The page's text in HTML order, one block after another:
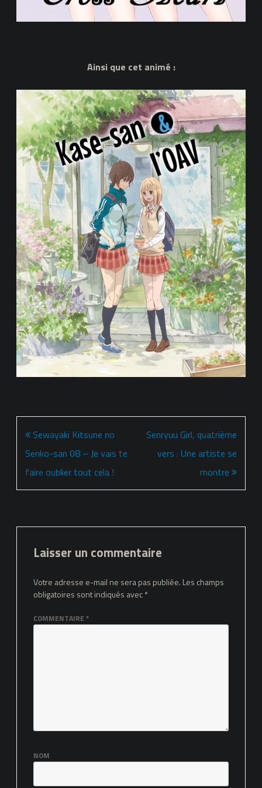
Ainsi que cet animé :
Navigation
de
l’article
Sewayaki Kitsune no
Senko-san 08 – Je vais te
faire oublier tout cela !
Senryuu Girl, quatrième
vers : Une artiste se
montre
Laisser un commentaire
Votre adresse e-mail ne sera pas publiée. Les champs
obligatoires sont indiqués avec*
COMMENTAIRE *
NOM